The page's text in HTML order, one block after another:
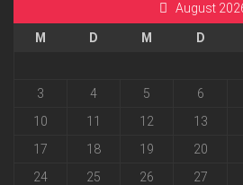
August
M D M D
3
4 5 6
10
11 12 13
17
18 19 20
24
25 26 27